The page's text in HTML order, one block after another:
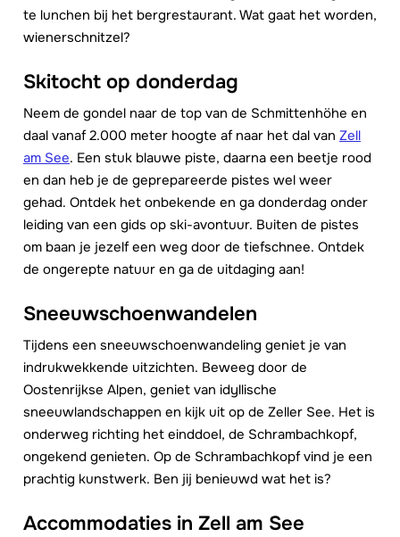
te lunchen bij het bergrestaurant. Wat gaat het worden,
wienerschnitzel?
Skitocht op donderdag
Neem de gondel naar de top van de Schmittenhöhe en
daal vanaf 2.000 meter hoogte af naar het dal van Zell
am See. Een stuk blauwe piste, daarna een beetje rood
en dan heb je de geprepareerde pistes wel weer
gehad. Ontdek het onbekende en ga donderdag onder
leiding van een gids op ski-avontuur. Buiten de pistes
om baan je jezelf een weg door de tiefschnee. Ontdek
de ongerepte natuur en ga de uitdaging aan!
Sneeuwschoenwandelen
Tijdens een sneeuwschoenwandeling geniet je van
indrukwekkende uitzichten. Beweeg door de
Oostenrijkse Alpen, geniet van idyllische
sneeuwlandschappen en kijk uit op de Zeller See. Het is
onderweg richting het einddoel, de Schrambachkopf,
ongekend genieten. Op de Schrambachkopf vind je een
prachtig kunstwerk. Ben jij benieuwd wat het is?
Accommodaties in Zell am See